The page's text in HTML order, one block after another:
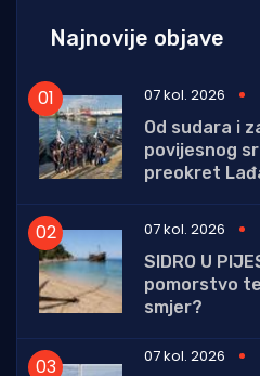
Najnovije objave
07 kol. 2026
Od sudara i
povijesnog
preokret
07 kol. 2026
SIDRO U
pomorstvo
smjer?
07 kol. 2026